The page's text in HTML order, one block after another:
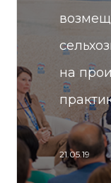
на
21.05.19